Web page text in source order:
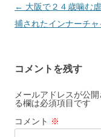
投
稿
ゲ
ー
シ
ョ
← 大阪で２４歳噛む
捕されたインナーチャ
コメントを残す
メールアドレスが公
る欄は必須項目です
コメント ※